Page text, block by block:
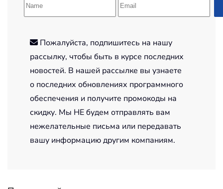
Пожалуйста, подпишитесь на нашу
рассылку, чтобы быть в курсе последних
новостей. В нашей рассылке вы узнаете
о последних обновлениях программного
обеспечения и получите промокоды на
скидку. Мы НЕ будем отправлять вам
нежелательные письма или передавать
вашу информацию другим компаниям.